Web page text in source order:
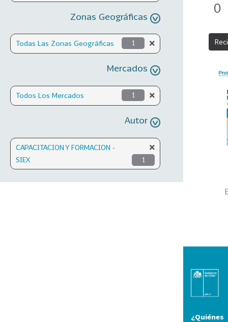
Zonas Geográficas
Todas Las Zonas Geográficas 1
Mercados
Todos Los Mercados 1
Autor
CAPACITACION Y FORMACION -
SIEX
1
0
¿Quiénes